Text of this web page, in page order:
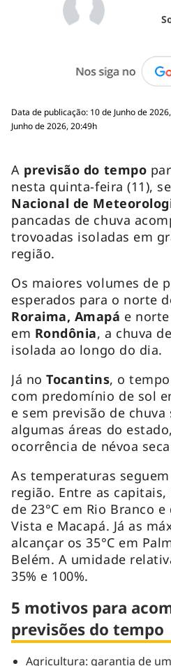
Data de publicação: 10 de Junho de
Junho de 2026, 20:49h
A previsão do tempo
nesta quinta-feira (11),
Nacional de
pancadas de chuva
trovoadas isoladas em
região.
Os maiores volumes de
esperados para o norte
Roraima, Amapá e
em Rondônia, a chuva
isolada ao longo do dia.
Já noTocantins, o
com predomínio de sol
e sem previsão de
algumas áreas do
ocorrência de névoa
As temperaturas
região. Entre as
de 23°C em Rio Branco e
Vista e Macapá. Já as
alcançar os 35°C em
Belém. A umidade
35% e 100%.
5 motivos para
previsões do tempo
Agricultura: garantia de